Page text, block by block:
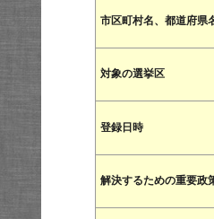
市区町村名、都道府県
対象の選挙区
登録日時
解決するための重要政